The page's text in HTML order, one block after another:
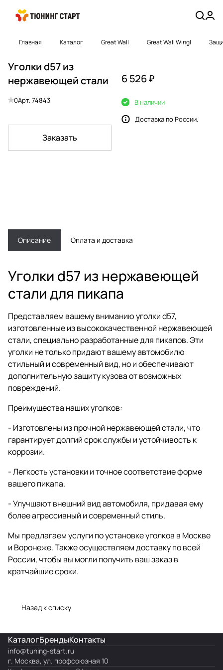
Главная Каталог Great Wall Great Wall Wingl
Уголки d57 из
нержавеющей стали
0Арт.74843
Заказать
6 526 ₽
В наличии
Доставка по России.
Описание Оплата и доставка
Уголки d57 из нержавеющей
стали для пикапа
Представляем вашему вниманию уголки d57,
изготовленные из высококачественной нержавеющей
стали, специально разработанные для пикапов. Эти
уголки не только придают вашему автомобилю
стильный и современный вид, но и обеспечивают
дополнительную защиту кузова от возможных
повреждений.
Преимущества наших уголков:
- Изготовлены из прочной нержавеющей стали, что
гарантирует долгий срок службы и устойчивость к
коррозии.
- Легкость установки и точное соответствие форме
вашего пикапа.
- Улучшают внешний вид автомобиля, придавая ему
более агрессивный и современный стиль.
Мы предлагаем услуги по установке уголков в Москве
и Воронеже. Также осуществляем доставку по всей
России, чтобы вы могли получить ваш заказ в
кратчайшие сроки.
Назад к списку
КаталогБрендыКонтакты
info@tuning-start.ru
г. Москва, ул. профсоюзная 10